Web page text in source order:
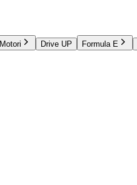
Motori Drive UP Formula E